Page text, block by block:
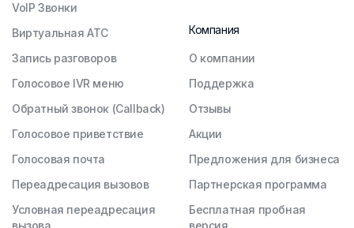
VoIP Звонки
Виртуальная АТС
Запись разговоров
Голосовое IVR меню
Обратный звонок (Callback)
Голосовое приветствие
Голосовая почта
Переадресация вызовов
Условная переадресация
Компания
О компании
Поддержка
Отзывы
Акции
Предложения для бизнеса
Партнерская программа
Бесплатная пробная